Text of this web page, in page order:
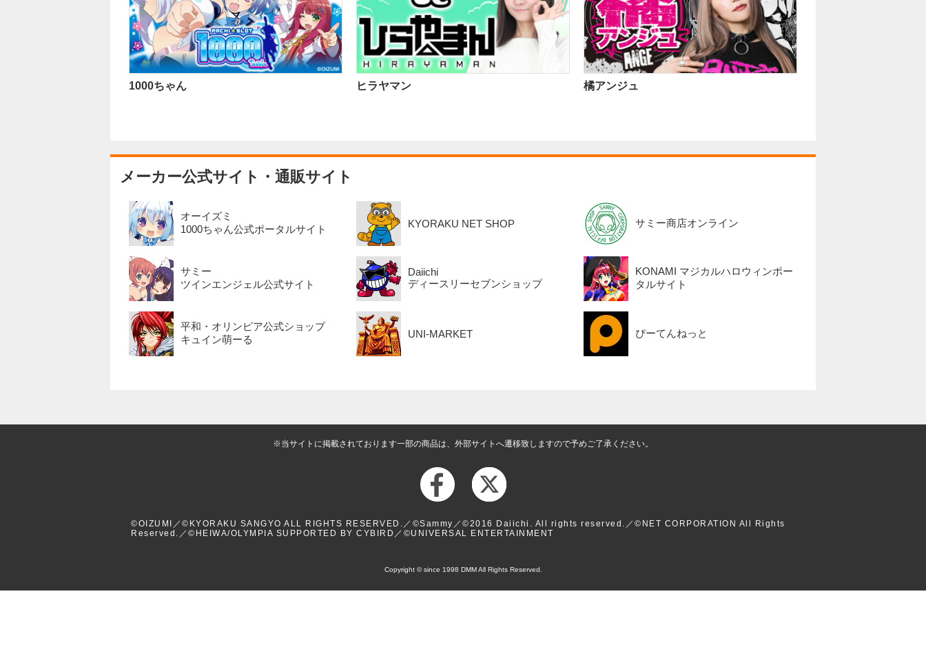
1000ちゃん ヒラヤマン 橘アンジュ
メーカー公式サイト・通販サイト
オーイズミ
1000ちゃん公式ポータルサイト
KYORAKU NET SHOP サミー商店オンライン
サミー
ツインエンジェル公式サイト
Daiichi
ディースリーセブンショップ
KONAMI マジカルハロウィンポー
タルサイト
平和・オリンピア公式ショップ
キュイン萌ーる
UNI-MARKET ぴーてんねっと
当サイトに掲載されております一部の商品は、外部サイトへ遷移致しますので予めご了承ください。
©OIZUMI／©KYORAKU SANGYO ALL RIGHTS RESERVED.／©Sammy／©2016 Daiichi. All rights reserved.／©NET CORPORATION All Rights
Reserved.／©HEIWA/OLYMPIA SUPPORTED BY CYBIRD／©UNIVERSAL ENTERTAINMENT
Copyright © since 1998 DMM All Rights Reserved.